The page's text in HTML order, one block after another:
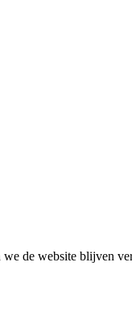
de website blijven